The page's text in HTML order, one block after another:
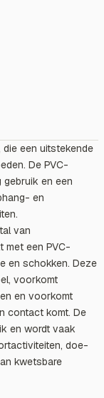
een uitstekende
De PVC-
gebruik en een
en
van
met een PVC-
en schokken. Deze
voorkomt
en voorkomt
contact komt. De
en wordt vaak
doe-
kwetsbare